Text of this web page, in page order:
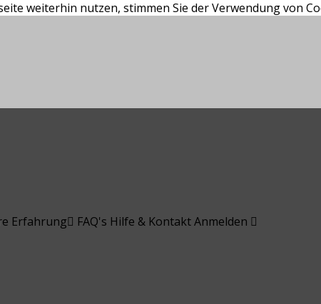
weiterhin nutzen, stimmen Sie der Verwendung von
Erfahrung FAQ's Hilfe & KontaktAnmelden